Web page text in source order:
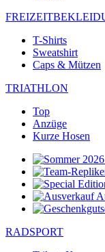
T-Shirts
Sweatshirt
Caps & Mützen
TRIATHLON
Top
Anzüge
Kurze Hosen
RADSPORT